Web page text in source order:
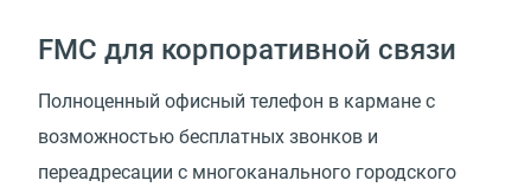
FMC для корпоративной связи
Полноценный офисный телефон в кармане с
возможностью бесплатных звонков и
переадресации с многоканального городского